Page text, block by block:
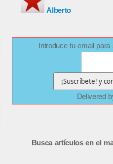
Alberto
Introduce tu email para
Delivered
Busca artículos en el